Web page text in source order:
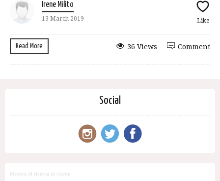
Irene Milito
13 March 2019 Like
Read More Comment
36 Views
Social
Motore di ricerca di ricette